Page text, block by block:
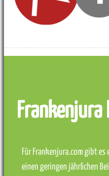
Frankenjura
Für Frankenjura.com gibt
einen geringen jährlichen